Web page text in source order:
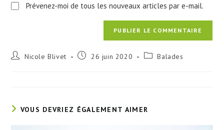
Prévenez-moi de tous les nouveaux articles par e-mail.
Auteur/autrice
Nicole Blivet
Publication
26 juin 2020
PostBalades
VOUS DEVRIEZ ÉGALEMENT AIMER